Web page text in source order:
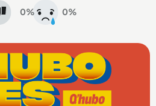
0% 0%